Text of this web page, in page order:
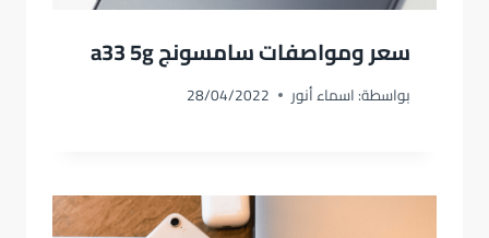
سعر ومواصفات سامسونج a33 5g
بواسطة:اسماء أنور 28/04/2022